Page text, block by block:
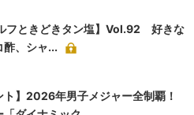
フときどきタン塩】Vol.92 好きな
酢、シャ...
ト】2026年男子メジャー全制覇！